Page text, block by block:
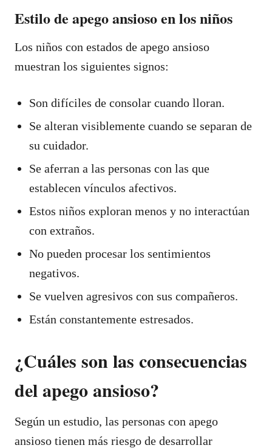
Estilo de apego ansioso en los niños
Los niños con estados de apego ansioso
muestran los siguientes signos:
Son difíciles de consolar cuando lloran.
Se alteran visiblemente cuando se separan de
su cuidador.
Se aferran a las personas con las que
establecen vínculos afectivos.
Estos niños exploran menos y no interactúan
con extraños.
No pueden procesar los sentimientos
negativos.
Se vuelven agresivos con sus compañeros.
Están constantemente estresados.
¿Cuáles son las consecuencias
del apego ansioso?
Según un estudio, las personas con apego
ansioso tienen más riesgo de desarrollar